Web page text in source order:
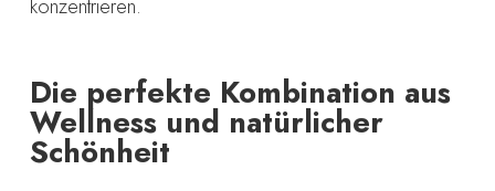
konzentrieren.
Die perfekte Kombination aus
Wellness und natürlicher
Schönheit